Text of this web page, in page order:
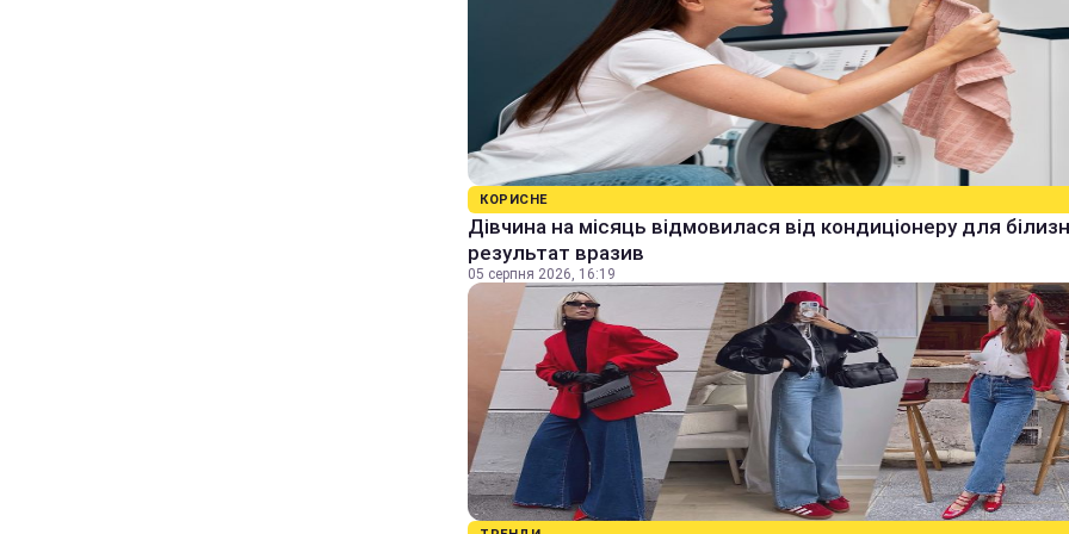
КОРИСНЕ
Дівчина на місяць відмовилася від кондиціонеру для
результат вразив
05 серпня 2026, 16:19